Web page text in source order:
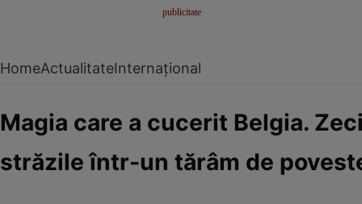
HomeActualitateInternațional
Magia care a cucerit Belgia.
străzile într-un tărâm de